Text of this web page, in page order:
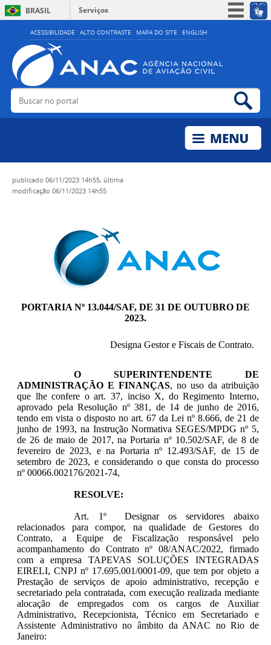
ACESSIBILIDADE ALTO CONTRASTE MAPA DO SITE ENGLISH
BRASIL
Serviços
Simplifique!
Acesso à informação
Legislação
Buscar no portal
publicado 06/11/2023 14h55, última
modificação 06/11/2023 14h55
PORTARIA Nº 13.044/SAF, DE 31 DE OUTUBRO DE
2023.
Designa Gestor e Fiscais de Contrato.
O SUPERINTENDENTE DE
ADMINISTRAÇÃO E FINANÇAS, no uso da atribuição
que lhe confere o art. 37, inciso X, do Regimento Interno,
aprovado pela Resolução nº 381, de 14 de junho de 2016,
tendo em vista o disposto no art. 67 da Lei nº 8.666, de 21 de
junho de 1993, na Instrução Normativa SEGES/MPDG nº 5,
de 26 de maio de 2017, na Portaria nº 10.502/SAF, de 8 de
fevereiro de 2023, e na Portaria nº 12.493/SAF, de 15 de
setembro de 2023, e considerando o que consta do processo
nº 00066.002176/2021-74,
RESOLVE:
Art. 1º Designar os servidores abaixo
relacionados para compor, na qualidade de Gestores do
Contrato, a Equipe de Fiscalização responsável pelo
acompanhamento do Contrato nº 08/ANAC/2022, firmado
com a empresa TAPEVAS SOLUÇÕES INTEGRADAS
EIRELI, CNPJ nº 17.695.001/0001-09, que tem por objeto a
Prestação de serviços de apoio administrativo, recepção e
secretariado pela contratada, com execução realizada mediante
alocação de empregados com os cargos de Auxiliar
Administrativo, Recepcionista, Técnico em Secretariado e
Assistente Administrativo no âmbito da ANAC no Rio de
Janeiro: